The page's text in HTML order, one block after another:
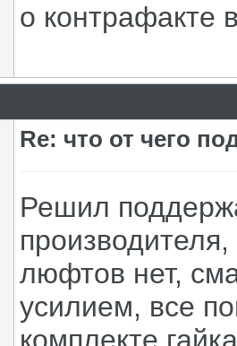
о
Re: что от чего
Решил
люфтов нет,
усилием, все